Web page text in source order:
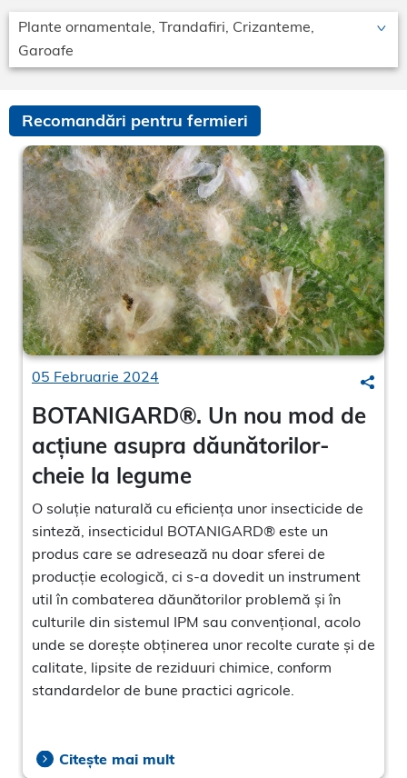
Plante ornamentale, Trandafiri, Crizanteme,
Garoafe
Recomandări pentru fermieri
05 Februarie 2024
BOTANIGARD®. Un nou mod de
acțiune asupra dăunătorilor-
cheie la legume
O soluție naturală cu eficiența unor insecticide de
sinteză, insecticidul BOTANIGARD® este un
produs care se adresează nu doar sferei de
producție ecologică, ci s-a dovedit un instrument
util în combaterea dăunătorilor problemă și în
culturile din sistemul IPM sau convențional, acolo
unde se dorește obținerea unor recolte curate și de
calitate, lipsite de reziduuri chimice, conform
standardelor de bune practici agricole.
Citește mai mult